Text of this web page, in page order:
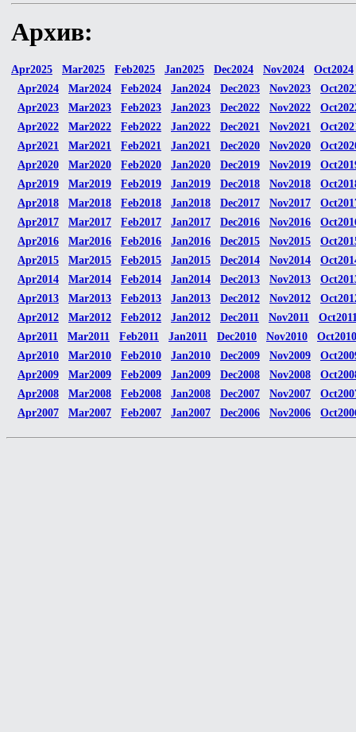
Архив:
Apr2025 Mar2025 Feb2025 Jan2025 Dec2024 Nov2024
Oct2024
Apr2024
Mar2024 Feb2024 Jan2024 Dec2023 Nov2023
Apr2023
Mar2023 Feb2023 Jan2023 Dec2022 Nov2022
Apr2022
Mar2022 Feb2022 Jan2022 Dec2021 Nov2021
Apr2021
Mar2021 Feb2021 Jan2021 Dec2020 Nov2020
Apr2020
Mar2020 Feb2020 Jan2020 Dec2019 Nov2019
Apr2019
Mar2019 Feb2019 Jan2019 Dec2018 Nov2018
Apr2018
Mar2018 Feb2018 Jan2018 Dec2017 Nov2017
Apr2017
Mar2017 Feb2017 Jan2017 Dec2016 Nov2016
Apr2016
Mar2016 Feb2016 Jan2016 Dec2015 Nov2015
Apr2015
Mar2015 Feb2015 Jan2015 Dec2014 Nov2014
Apr2014
Mar2014 Feb2014 Jan2014 Dec2013 Nov2013
Apr2013
Mar2013 Feb2013 Jan2013 Dec2012 Nov2012
Apr2012
Mar2012 Feb2012 Jan2012 Dec2011 Nov2011
Apr2011
Mar2011 Feb2011 Jan2011 Dec2010 Nov2010
Oct2010
Apr2010
Mar2010 Feb2010 Jan2010 Dec2009 Nov2009
Apr2009
Mar2009 Feb2009 Jan2009 Dec2008 Nov2008
Apr2008
Mar2008 Feb2008 Jan2008 Dec2007 Nov2007
Apr2007
Mar2007 Feb2007 Jan2007 Dec2006 Nov2006